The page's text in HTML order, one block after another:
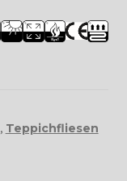
, Teppichfliesen